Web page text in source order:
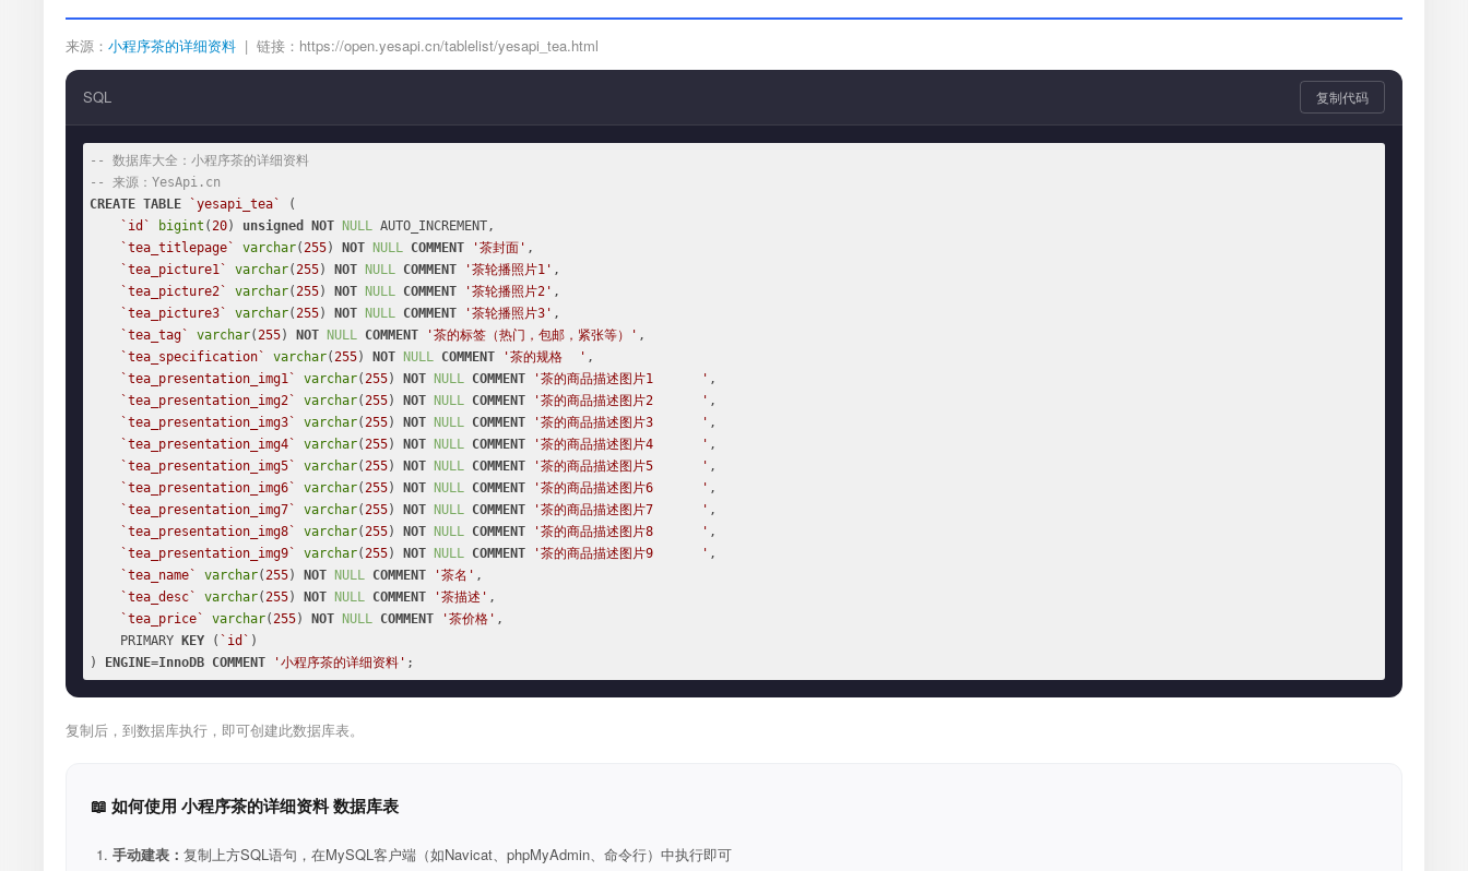
来源： 小程序茶的详细资料 | 链接：https://open.yesapi.cn/tablelist/yesapi_tea.html
SQL 复制代码
-- 数据库大全：小程序茶的详细资料
-- 来源：YesApi.cn
CREATE TABLE `yesapi_tea`
(
`id`
bigint (20) unsigned NOT NULL AUTO_INCREMENT,
`tea_titlepage`
varchar(255) NOT NULL COMMENT '茶封面' ,
`tea_picture1`
varchar(255) NOT NULL COMMENT '茶轮播照片1' ,
`tea_picture2`
varchar(255) NOT NULL COMMENT '茶轮播照片2' ,
`tea_picture3`
varchar(255) NOT NULL COMMENT '茶轮播照片3' ,
`tea_tag`
varchar(255) NOT NULL COMMENT '茶的标签（热门，包邮，紧张等）' ,
`tea_specification`
varchar(255) NOT NULL COMMENT '茶的规格	' ,
`tea_presentation_img1`
varchar(255) NOT NULL COMMENT '茶的商品描述图片1	' ,
`tea_presentation_img2`
varchar(255) NOT NULL COMMENT '茶的商品描述图片2	' ,
`tea_presentation_img3`
varchar(255) NOT NULL COMMENT '茶的商品描述图片3	' ,
`tea_presentation_img4`
varchar(255) NOT NULL COMMENT '茶的商品描述图片4	' ,
`tea_presentation_img5`
varchar(255) NOT NULL COMMENT '茶的商品描述图片5	' ,
`tea_presentation_img6`
varchar(255) NOT NULL COMMENT '茶的商品描述图片6	' ,
`tea_presentation_img7`
varchar(255) NOT NULL COMMENT '茶的商品描述图片7	' ,
`tea_presentation_img8`
varchar(255) NOT NULL COMMENT '茶的商品描述图片8	' ,
`tea_presentation_img9`
varchar(255) NOT NULL COMMENT '茶的商品描述图片9	' ,
`tea_name`
varchar(255) NOT NULL COMMENT '茶名' ,
`tea_desc`
varchar(255) NOT NULL COMMENT '茶描述' ,
`tea_price`
varchar(255) NOT NULL COMMENT '茶价格' ,
    PRIMARY
KEY ( `id` )
)
ENGINE=InnoDB COMMENT '小程序茶的详细资料' ;
复制后，到数据库执行，即可创建此数据库表。
📖 如何使用 小程序茶的详细资料 数据库表
手动建表： 复制上方SQL语句，在MySQL客户端（如Navicat、phpMyAdmin、命令行）中执行即可